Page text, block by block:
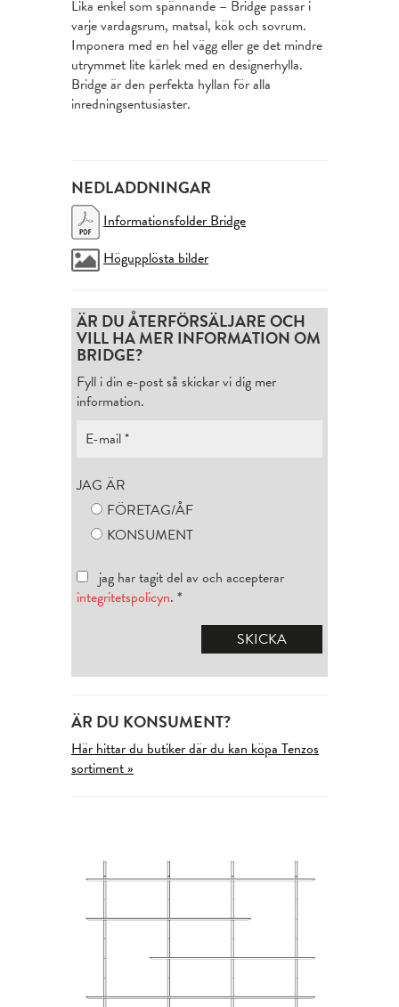
Lika enkel som spännande – Bridge passar i
varje vardagsrum, matsal, kök och sovrum.
Imponera med en hel vägg eller ge det mindre
utrymmet lite kärlek med en designerhylla.
Bridge är den perfekta hyllan för alla
inredningsentusiaster.
NEDLADDNINGAR
Informationsfolder Bridge
Högupplösta bilder
ÄR DU ÅTERFÖRSÄLJARE OCH
VILL HA MER INFORMATION OM
BRIDGE?
Fyll i din e-post så skickar vi dig mer
information.
JAG ÄR
FÖRETAG/ÅF
KONSUMENT
jag har tagit del av och accepterar
integritetspolicyn. *
ÄR DU KONSUMENT?
Här hittar du butiker där du kan köpa Tenzos
sortiment »